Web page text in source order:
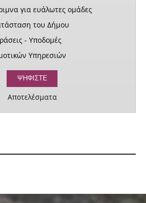
για ευάλωτες ομάδες
του Δήμου
- Υποδομές
Υπηρεσιών
Αποτελέσματα